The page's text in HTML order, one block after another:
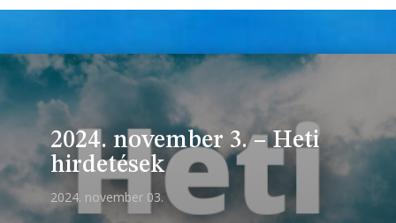
2024. november 3. – Heti
hirdetések
2024. november 03.